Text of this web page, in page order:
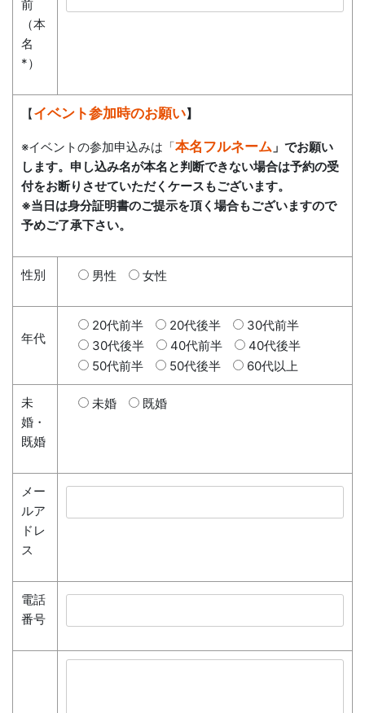
前
（本
名
*）
【イベント参加時のお願い】
※イベントの参加申込みは「本名フルネーム 」でお願い
します。申し込み名が本名と判断できない場合は予約の受
付をお断りさせていただくケースもございます。
※当日は身分証明書のご提示を頂く場合もございますので
予めご了承下さい。
性別 男性 女性
年代
20代前半 20代後半
30代前半
30代後半
40代前半
40代後半
50代前半
50代後半 60代以上
未
婚・
既婚
未婚 既婚
メー
ルア
ドレ
ス
電話
番号